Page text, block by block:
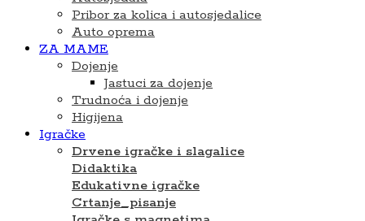
Pribor za kolica i autosjedalice
Auto oprema
ZA MAME
Dojenje
Jastuci za dojenje
Trudnoća i dojenje
Higijena
Igračke
Drvene igračke i slagalice
Didaktika
Edukativne igračke
Crtanje_pisanje